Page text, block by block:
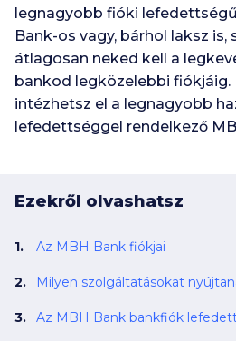
legnagyobb fióki
Bank-os vagy, bárhol laksz
átlagosan neked kell a
bankod legközelebbi fiókjáig.
intézhetsz el a legnagyobb
lefedettséggel rendelkező
Ezekről olvashatsz
Az MBH Bank fiókjai
Az MBH Bank bankfiók